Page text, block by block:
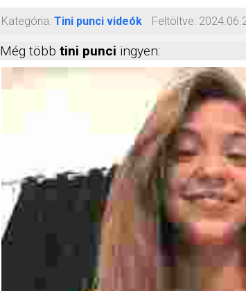
Kategória: Tini punci videók Feltöltve:
Még több tini punci ingyen: